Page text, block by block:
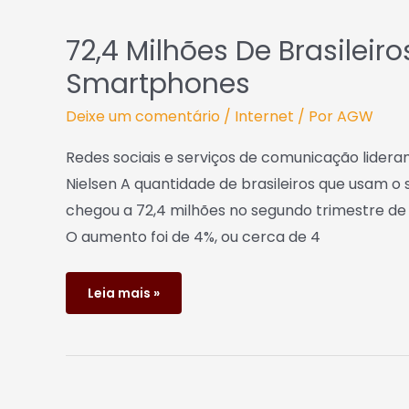
72,4 Milhões De
Smartphones
Deixe um comentário / Internet / PorAGW
Redes sociais e serviços de comunicação
Nielsen A quantidade de brasileiros que usam
chegou a 72,4 milhões no segundo trimestre
O aumento foi de 4%, ou cerca de 4
Leia mais »